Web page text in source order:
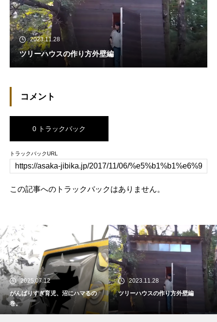
2023.11.28
ツリーハウスの作り方外壁編
コメント
0 トラックバック
トラックバックURL
この記事へのトラックバックはありません。
2025.07.12
がんばりすぎ育児、沼にハマるの
巻。
2023.11.28
ツリーハウスの作り方外壁編